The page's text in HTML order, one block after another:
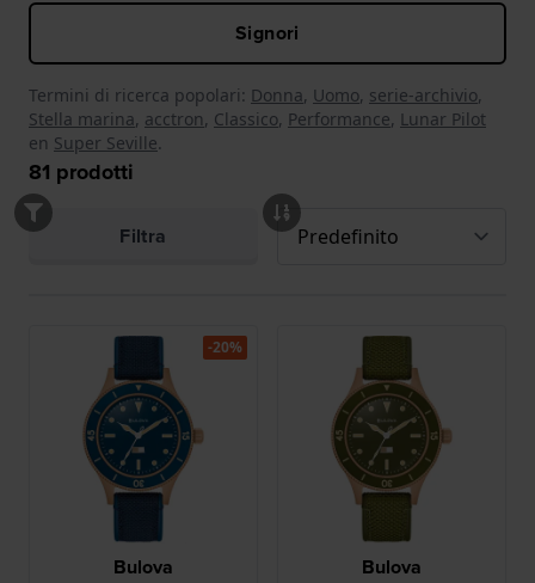
Signori
Termini di ricerca popolari: Donna, Uomo, serie-archivio,
Stella marina, acctron, Classico, Performance, Lunar Pilot
en Super Seville.
81 prodotti
Filtra
Bulova
-20%
Bulova